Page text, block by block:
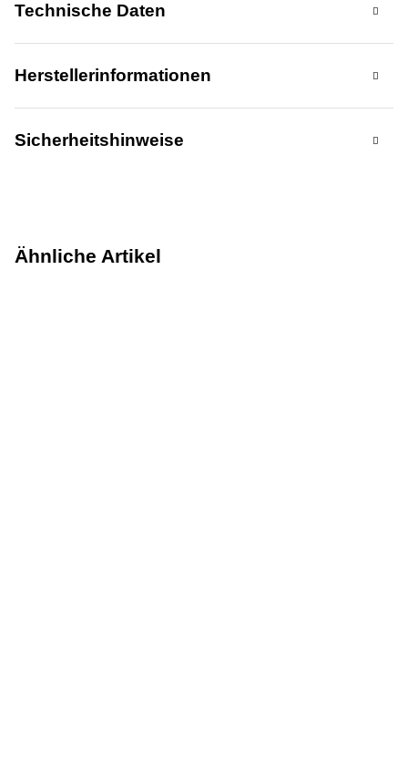
Technische Daten
Herstellerinformationen
Sicherheitshinweise
Ähnliche Artikel